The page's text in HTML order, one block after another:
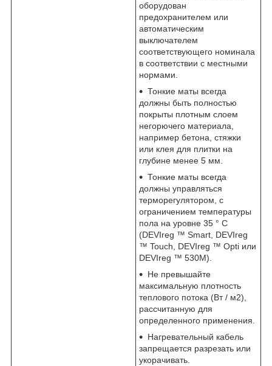
оборудован
предохранителем или
автоматическим
выключателем
соответствующего номинала
в соответствии с местными
нормами.
Тонкие маты всегда
должны быть полностью
покрыты плотным слоем
негорючего материала,
например бетона, стяжки
или клея для плитки на
глубине менее 5 мм.
Тонкие маты всегда
должны управляться
терморегулятором, с
ограничением температуры
пола на уровне 35 ° С
(DEVIreg ™ Smart, DEVIreg
™ Touch, DEVIreg ™ Opti или
DEVIreg ™ 530M).
He превышайте
максимальную плотность
теплового потока (Вт / м2),
рассчитанную для
определенного применения.
Нагревательный кабель
запрещается разрезать или
укорачивать.